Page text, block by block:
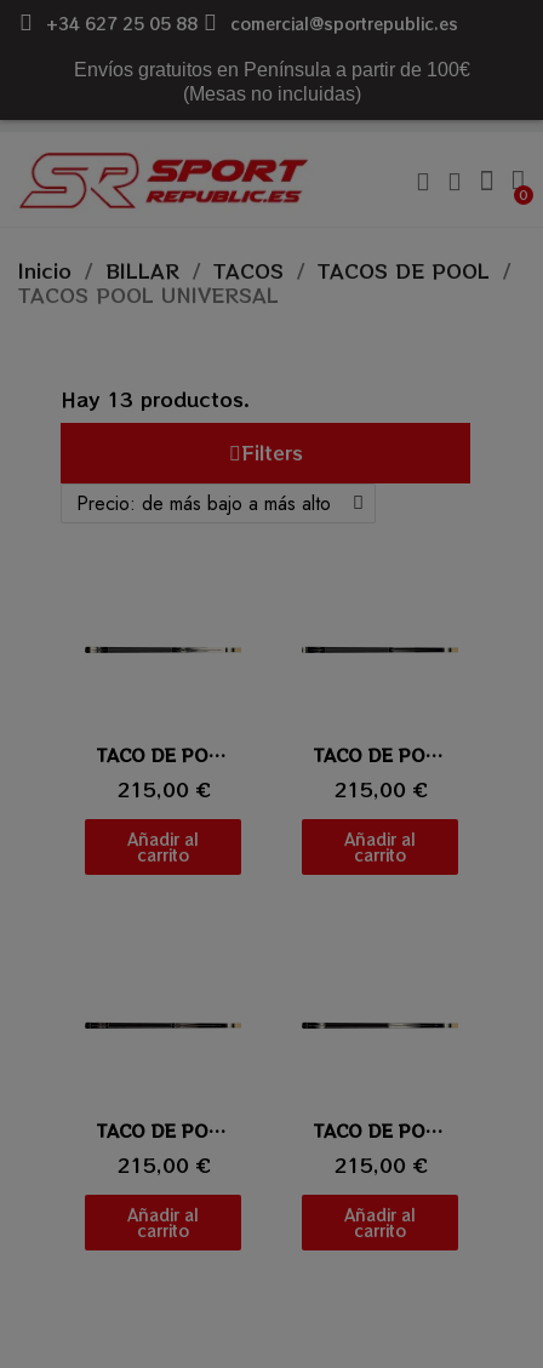
+34 627 25 05 88 comercial@sportrepublic.es
Envíos gratuitos en Península a partir de 100€
(Mesas no incluidas)
Inicio BILLAR TACOS
TACOS DE POOL
TACOS POOL UNIVERSAL
Hay 13 productos.
Filters
Vista rápidaTACO DE POOL UNIVERSAL 115-4
215,00 €
Añadir al
carrito
Vista rápidaTACO DE POOL UNIVERSAL 115-3
215,00 €
Añadir al
carrito
Vista rápidaTACO DE POOL UNIVERSAL 115-2
215,00 €
Añadir al
carrito
Vista rápidaTACO DE POOL UNIVERSAL 115-1
215,00 €
Añadir al
carrito